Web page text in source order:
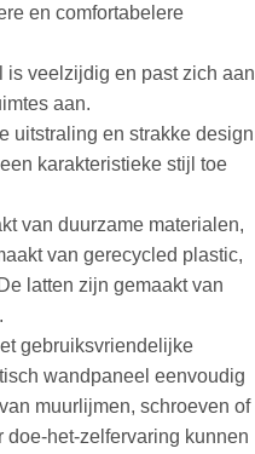
en comfortabelere
is veelzijdig en past zich aan
aan.
uitstraling en strakke design
karakteristieke stijl toe
van duurzame materialen,
van gerecycled plastic,
latten zijn gemaakt van
gebruiksvriendelijke
wandpaneel eenvoudig
muurlijmen, schroeven of
doe-het-zelfervaring kunnen